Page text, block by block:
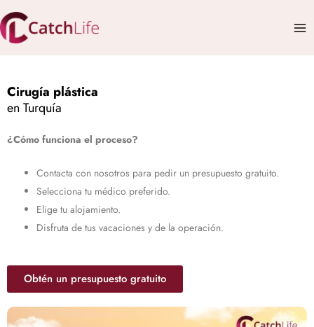
al
contenido
Cirugía plástica
en Turquía
¿Cómo funciona el proceso?
Contacta con nosotros para pedir un presupuesto gratuito.
Selecciona tu médico preferido.
Elige tu alojamiento.
Disfruta de tus vacaciones y de la operación.
Obtén un presupuesto gratuito